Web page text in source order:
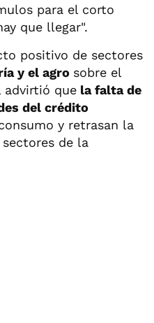
para el corto
que llegar".
positivo de sectores
y el agro sobre el
advirtió que la falta de
del crédito
y retrasan la
de la